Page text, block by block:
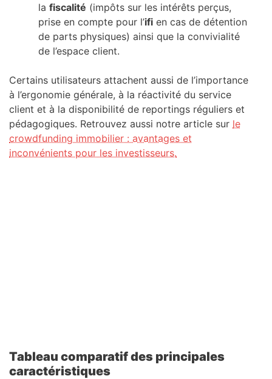
la fiscalité (impôts sur les intérêts perçus,
prise en compte pour l’ifi en cas de détention
de parts physiques) ainsi que la convivialité
de l’espace client.
Certains utilisateurs attachent aussi de l’importance
à l’ergonomie générale, à la réactivité du service
client et à la disponibilité de reportings réguliers et
pédagogiques. Retrouvez aussi notre article sur le
crowdfunding immobilier : avantages et
inconvénients pour les investisseurs.
Tableau comparatif des principales
caractéristiques